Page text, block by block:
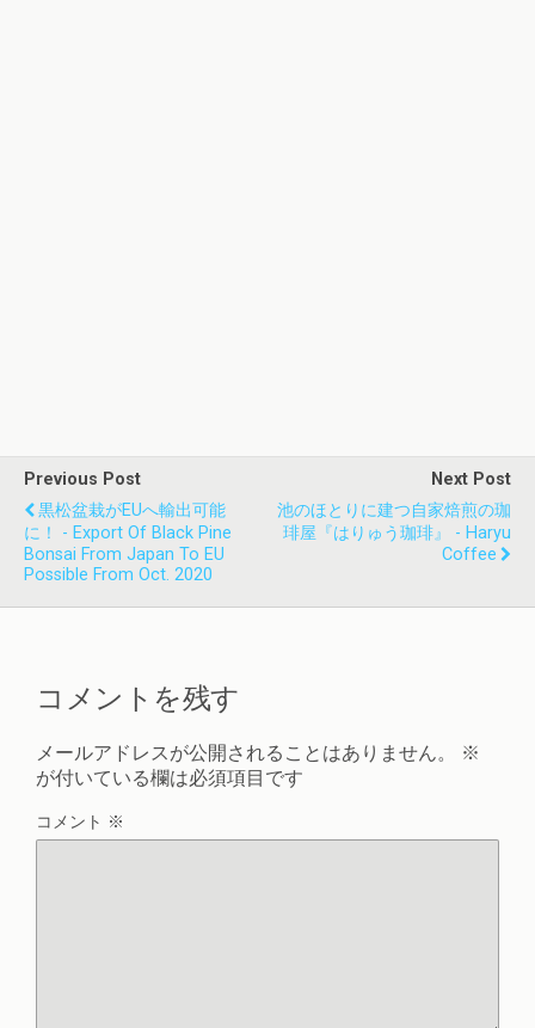
Previous Post
黒松盆栽がEUへ輸出可能
に！ - Export Of Black Pine
Bonsai From Japan To EU
Possible From Oct. 2020
Next Post
池のほとりに建つ自家焙煎の珈
琲屋『はりゅう珈琲』 - Haryu
Coffee
コメントを残す
メールアドレスが公開されることはありません。
※
が付いている欄は必須項目です
コメント ※